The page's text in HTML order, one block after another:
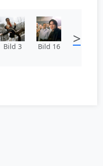
Bild 3 Bild 16 >